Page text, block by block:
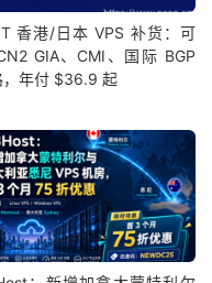
香港/日本 VPS 补货：可
GIA、CMI、国际 BGP
，年付 $36.9 起